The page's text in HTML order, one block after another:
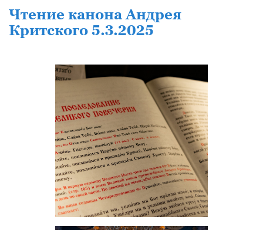
Чтение канона Андрея
Критского 5.3.2025